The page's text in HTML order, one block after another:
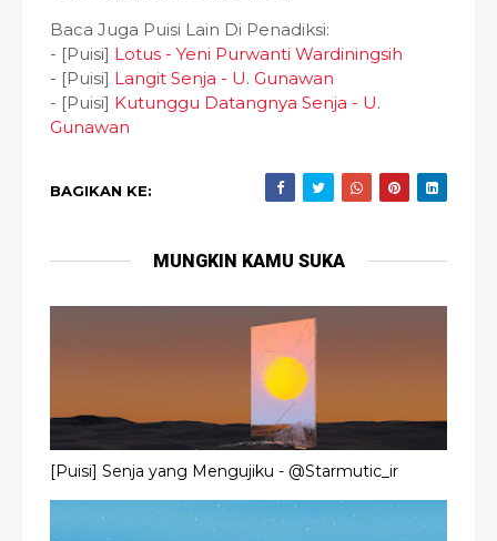
Baca Juga Puisi Lain Di Penadiksi:
- [Puisi] Lotus - Yeni Purwanti Wardiningsih
- [Puisi] Langit Senja - U. Gunawan
- [Puisi] Kutunggu Datangnya Senja - U.
Gunawan
BAGIKAN KE:
MUNGKIN KAMU SUKA
[Puisi] Senja yang Mengujiku - @Starmutic_ir